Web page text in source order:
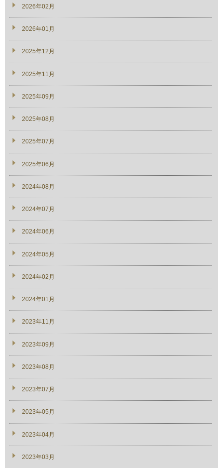
2026年02月
2026年01月
2025年12月
2025年11月
2025年09月
2025年08月
2025年07月
2025年06月
2024年08月
2024年07月
2024年06月
2024年05月
2024年02月
2024年01月
2023年11月
2023年09月
2023年08月
2023年07月
2023年05月
2023年04月
2023年03月